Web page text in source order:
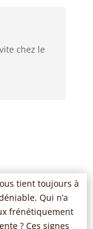
chez le
tient toujours à
Qui n’a
frénétiquement
? Ces signes